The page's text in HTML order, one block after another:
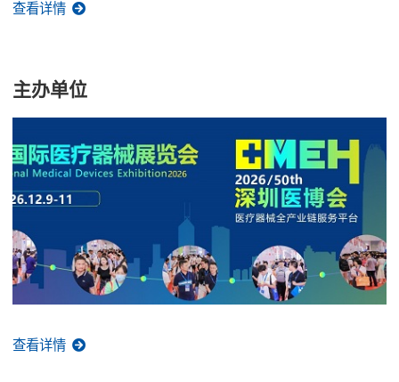
查看详情
主办单位
查看详情